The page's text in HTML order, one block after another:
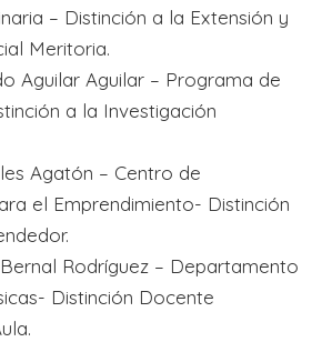
– Distinción a la Extensión y
Meritoria.
Aguilar Aguilar – Programa de
a la Investigación
Agatón – Centro de
el Emprendimiento- Distinción
Rodríguez – Departamento
Distinción Docente